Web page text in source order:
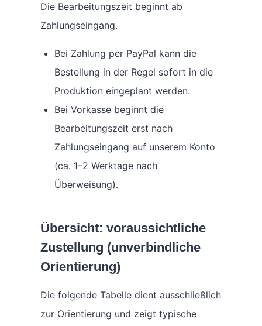
Die Bearbeitungszeit beginnt ab
Zahlungseingang.
Bei Zahlung per PayPal kann die
Bestellung in der Regel sofort in die
Produktion eingeplant werden.
Bei Vorkasse beginnt die
Bearbeitungszeit erst nach
Zahlungseingang auf unserem Konto
(ca. 1–2 Werktage nach
Überweisung).
Übersicht: voraussichtliche
Zustellung (unverbindliche
Orientierung)
Die folgende Tabelle dient ausschließlich
zur Orientierung und zeigt typische